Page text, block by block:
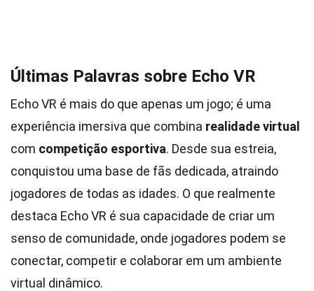
Últimas Palavras sobre Echo VR
Echo VR é mais do que apenas um jogo; é uma
experiência imersiva que combina realidade virtual
com competição esportiva. Desde sua estreia,
conquistou uma base de fãs dedicada, atraindo
jogadores de todas as idades. O que realmente
destaca Echo VR é sua capacidade de criar um
senso de comunidade, onde jogadores podem se
conectar, competir e colaborar em um ambiente
virtual dinâmico.